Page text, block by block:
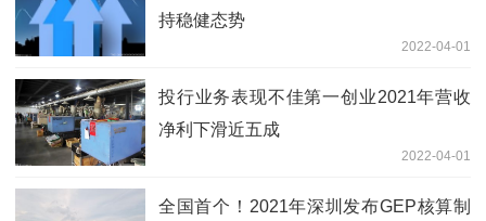
持稳健态势
2022-04-01
投行业务表现不佳第一创业2021年营收
净利下滑近五成
2022-04-01
全国首个！2021年深圳发布GEP核算制